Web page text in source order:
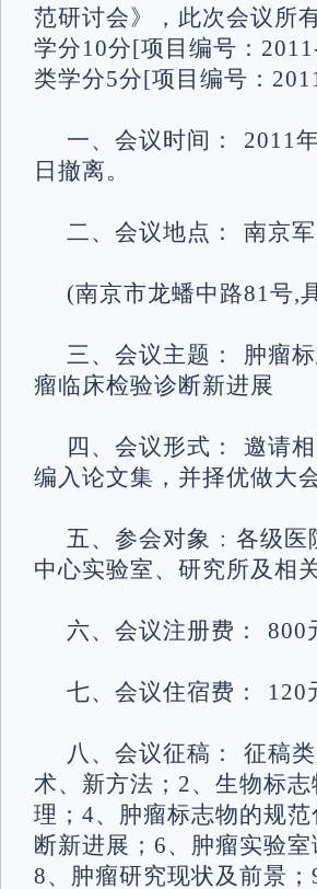
范研讨会》，此次会议所
学分10分[项目编号：
类学分5分[项目编号：
一、会议时间： 2011
日撤离。
二、会议地点： 南京
(南京市龙蟠中路81号,
三、会议主题： 肿瘤
瘤临床检验诊断新进展
四、会议形式： 邀请
编入论文集，并择优做大
五、参会对象 : 各级医
中心实验室、研究所及相
六、会议注册费： 800
七、会议住宿费：
八、会议征稿： 征稿
术、新方法；2、生物标
理；4、肿瘤标志物的规
断新进展；6、肿瘤实验
8、肿瘤研究现状及前景